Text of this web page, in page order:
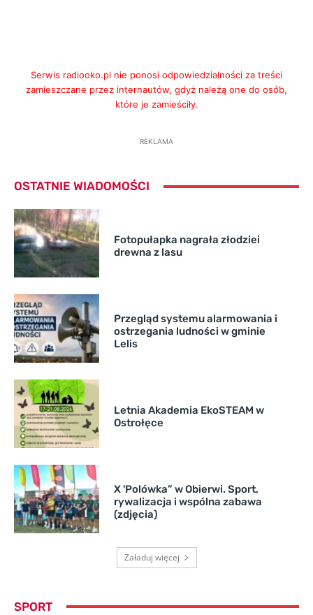
Serwis radiooko.pl nie ponosi odpowiedzialności za treści
zamieszczane przez internautów, gdyż należą one do osób,
które je zamieściły.
REKLAMA
OSTATNIE WIADOMOŚCI
Fotopułapka nagrała złodziei
drewna z lasu
Przegląd systemu alarmowania i
ostrzegania ludności w gminie
Lelis
Letnia Akademia EkoSTEAM w
Ostrołęce
X 'Polówka” w Obierwi. Sport,
rywalizacja i wspólna zabawa
(zdjęcia)
Załaduj więcej
SPORT